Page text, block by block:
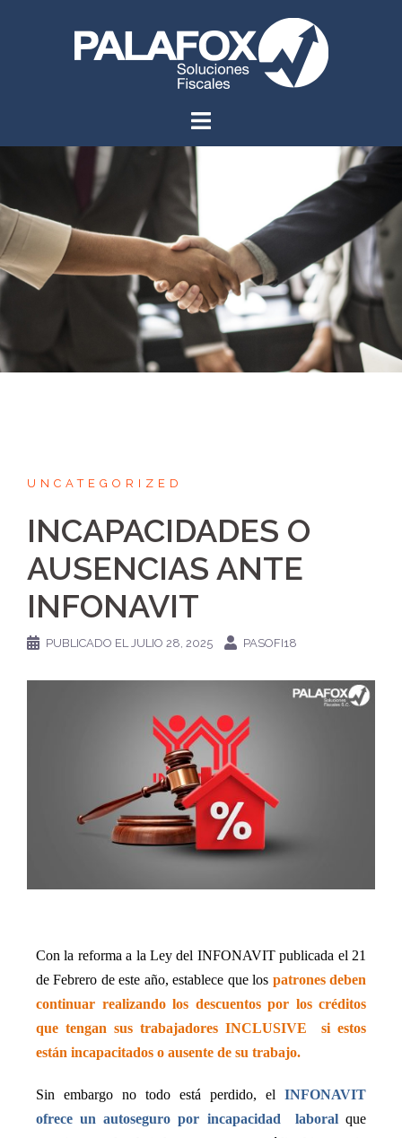
UNCATEGORIZED
INCAPACIDADES O
AUSENCIAS ANTE
INFONAVIT
PUBLICADO ELJULIO 28, 2025 PASOFI18
Con la reforma a la Ley del INFONAVIT publicada el 21
de Febrero de este año, establece que los patrones deben
continuar realizando los descuentos por los créditos
que tengan sus trabajadores INCLUSIVE
si estos
están incapacitados o ausente de su trabajo.
Sin embargo no todo está perdido, el INFONAVIT
ofrece un autoseguro por incapacidad
laboralque